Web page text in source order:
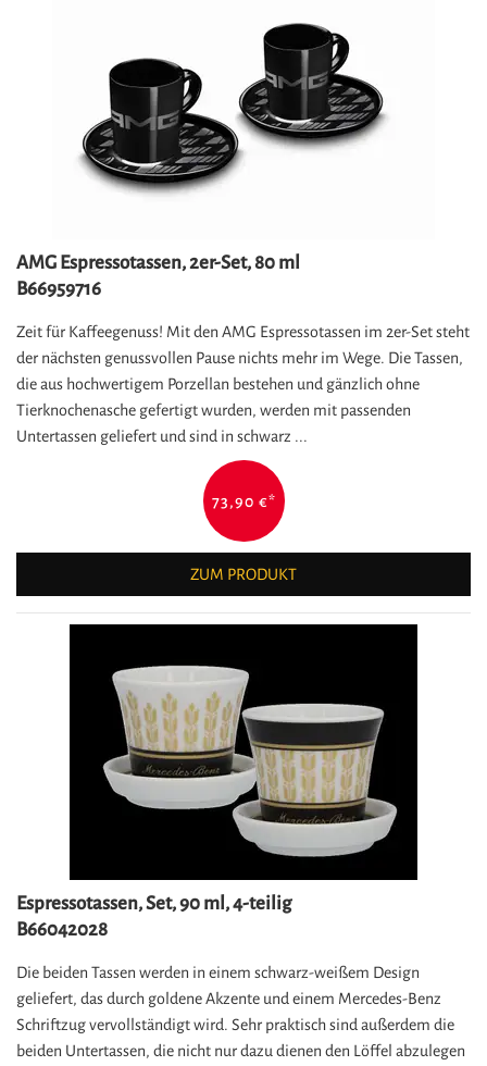
AMG Espressotassen, 2er-Set, 80 ml
B66959716
Zeit für Kaffeegenuss! Mit den AMG Espressotassen im 2er-Set steht
der nächsten genussvollen Pause nichts mehr im Wege. Die Tassen,
die aus hochwertigem Porzellan bestehen und gänzlich ohne
Tierknochenasche gefertigt wurden, werden mit passenden
Untertassen geliefert und sind in schwarz ...
73,90 €*
ZUM PRODUKT
Espressotassen, Set, 90 ml, 4-teilig
B66042028
Die beiden Tassen werden in einem schwarz-weißem Design
geliefert, das durch goldene Akzente und einem Mercedes-Benz
Schriftzug vervollständigt wird. Sehr praktisch sind außerdem die
beiden Untertassen, die nicht nur dazu dienen den Löffel abzulegen